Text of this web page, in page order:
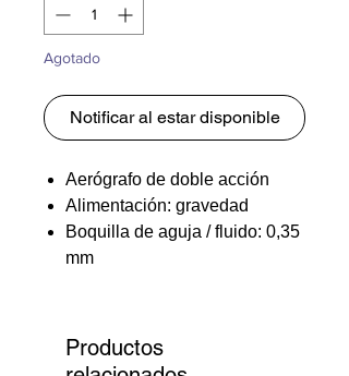
Agotado
Notificar al estar disponible
Aerógrafo de doble acción
Alimentación: gravedad
Boquilla de aguja / fluido: 0,35
mm
Tornillos de PTFE a prueba de
disolventes.
Productos